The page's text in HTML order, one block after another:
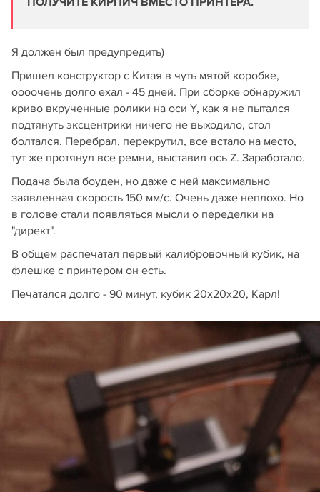
Я должен был предупредить)
Пришел конструктор с Китая в чуть мятой коробке,
оооочень долго ехал - 45 дней. При сборке обнаружил
криво вкрученные ролики на оси Y, как я не пытался
подтянуть эксцентрики ничего не выходило, стол
болтался. Перебрал, перекрутил, все встало на место,
тут же протянул все ремни, выставил ось Z. Заработало.
Подача была боуден, но даже с ней максимально
заявленная скорость 150 мм/с. Очень даже неплохо. Но
в голове стали появляться мысли о переделки на
"директ".
В общем распечатал первый калибровочный кубик, на
флешке с принтером он есть.
Печатался долго - 90 минут, кубик 20х20х20, Карл!